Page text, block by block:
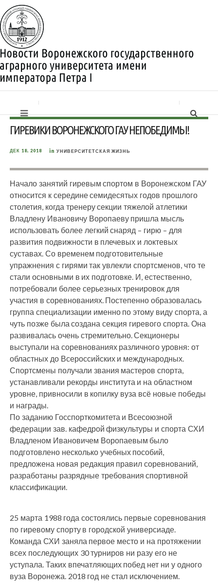
ГИРЕВИКИ ВОРОНЕЖСКОГО ГАУ НЕПОБЕДИМЫ!
ДЕК 18, 2018 in УНИВЕРСИТЕТСКАЯ ЖИЗНЬ
Начало занятий гиревым спортом в Воронежском ГАУ
относится к середине семидесятых годов прошлого
столетия, когда тренеру секции тяжелой атлетики
Владлену Ивановичу Воропаеву пришла мысль
использовать более легкий снаряд – гирю – для
развития подвижности в плечевых и локтевых
суставах. Со временем подготовительные
упражнения с гирями так увлекли спортсменов, что те
стали основными в их подготовке. И, естественно,
потребовали более серьезных тренировок для
участия в соревнованиях. Постепенно образовалась
группа специализации именно по этому виду спорта, а
чуть позже была создана секция гиревого спорта. Она
развивалась очень стремительно. Секционеры
выступали на соревнованиях различного уровня: от
областных до Всероссийских и международных.
Спортсмены получали звания мастеров спорта,
устанавливали рекорды института и на областном
уровне, привносили в копилку вуза всё новые победы
и награды.
По заданию Госспорткомитета и Всесоюзной
федерации зав. кафедрой физкультуры и спорта СХИ
Владленом Ивановичем Воропаевым было
подготовлено несколько учебных пособий,
предложена новая редакция правил соревнований,
разработаны разрядные требования спортивной
классификации.
25 марта 1988 года состоялись первые соревнования
по гиревому спорту в городской универсиаде.
Команда СХИ заняла первое место и на протяжении
всех последующих 30 турниров ни разу его не
уступала. Таких впечатляющих побед нет ни у одного
вуза Воронежа. 2018 год не стал исключением.